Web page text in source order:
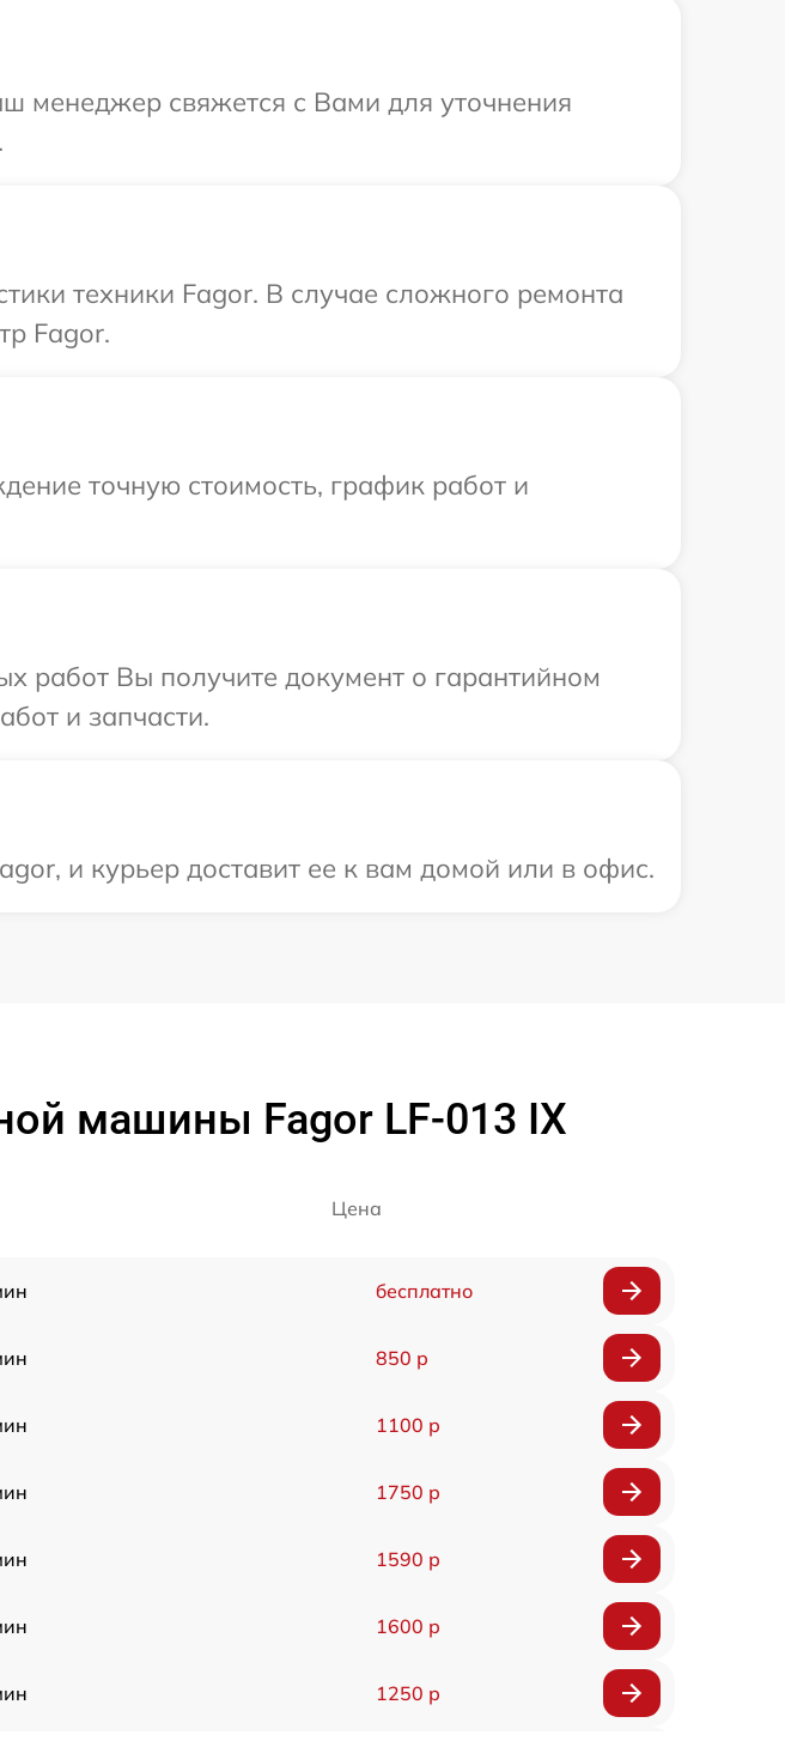
менеджер свяжется с Вами для уточнения
техники Fagor. В случае сложного ремонта
Fagor.
точную стоимость, график работ и
работ Вы получите документ о гарантийном
и запчасти.
и курьер доставит ее к вам домой или в офис.
машины Fagor LF-013 IX
Цена
бесплатно
850 р
1100 р
1750 р
1590 р
1600 р
1250 р